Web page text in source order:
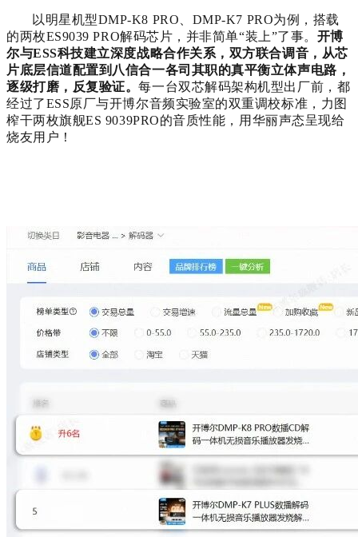
以明星机型DMP-K8 PRO、 DMP-K7 PRO为例，搭载
的两枚ES9039 PRO解码芯片，并非简单“装上”了事。 开博
尔与ESS科技建立深度战略合作关系，双方联合调音，从芯
片底层信道配置到八信合一各司其职的真平衡立体声电路，
逐级打磨，反复验证。每一台双芯解码架构机型出厂前，都
经过了ESS原厂与开博尔音频实验室的双重调校标准，力图
榨干两枚旗舰ES 9039PRO的音质性能，用华丽声态呈现给
烧友用户！